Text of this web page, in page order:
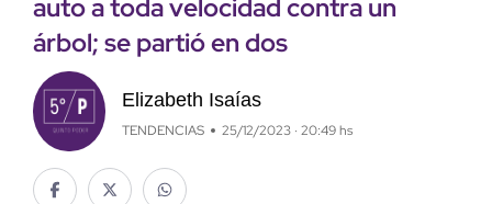
auto a toda velocidad contra un
árbol; se partió en dos
Elizabeth Isaías
TENDENCIAS 25/12/2023 · 20:49 hs